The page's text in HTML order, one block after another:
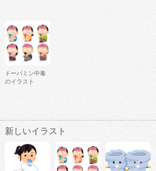
ドーパミン中毒
のイラスト
新しいイラスト